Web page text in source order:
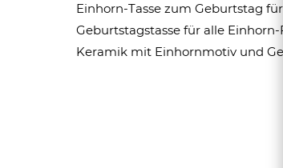
Einhorn-Tasse zum Geburtstag
Geburtstagstasse für alle
Keramik mit Einhornmotiv und